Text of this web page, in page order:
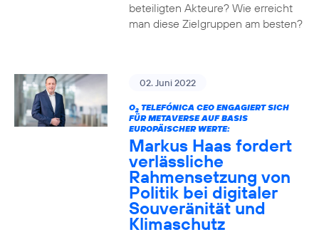
beteiligten Akteure? Wie erreicht
man diese Zielgruppen am besten?
02. Juni 2022
O2TELEFÓNICA CEO ENGAGIERT SICH
FÜR METAVERSE AUF BASIS
EUROPÄISCHER WERTE:
Markus Haas fordert
verlässliche
Rahmensetzung von
Politik bei digitaler
Souveränität und
Klimaschutz